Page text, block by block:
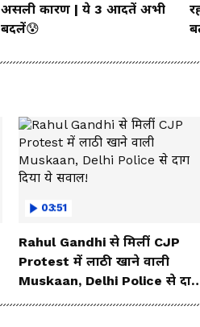
असली कारण | ये 3 आदतें अभी
बदलें😰
03:51
Rahul Gandhi से मिलीं CJP
Protest में लाठी खाने वाली
Muskaan, Delhi Police से दाग